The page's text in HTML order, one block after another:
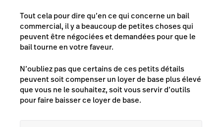
Tout cela pour dire qu’en ce qui concerne un bail
commercial, il y a beaucoup de petites choses qui
peuvent être négociées et demandées pour que le
bail tourne en votre faveur.
N’oubliez pas que certains de ces petits détails
peuvent soit compenser un loyer de base plus élevé
que vous ne le souhaitez, soit vous servir d’outils
pour faire baisser ce loyer de base.